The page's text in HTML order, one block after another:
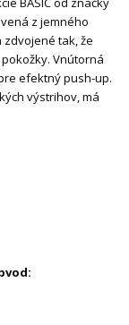
z jemného
tak, že
Vnútorná
efektný push-up.
výstrihov, má